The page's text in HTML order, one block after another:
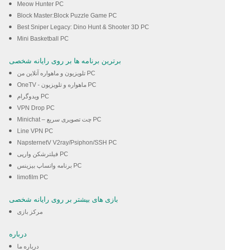
Meow Hunter PC
Block Master:Block Puzzle Game PC
Best Sniper Legacy: Dino Hunt & Shooter 3D PC
Mini Basketball PC
برترین برنامه ها بر روی رایانه شخصی
تلویزیون و ماهواره آنلاین من PC
OneTV - ماهواره و تلویزیون PC
ویدوگرام PC
VPN Drop PC
Minichat – چت تصویری سریع PC
Line VPN PC
NapsternetV V2ray/Psiphon/SSH PC
فیلترشکن وارپی PC
برنامه واتساپ بیزینس PC
limofilm PC
بازی های بیشتر بر روی رایانه شخصی
مرکز بازی
درباره
درباره ما